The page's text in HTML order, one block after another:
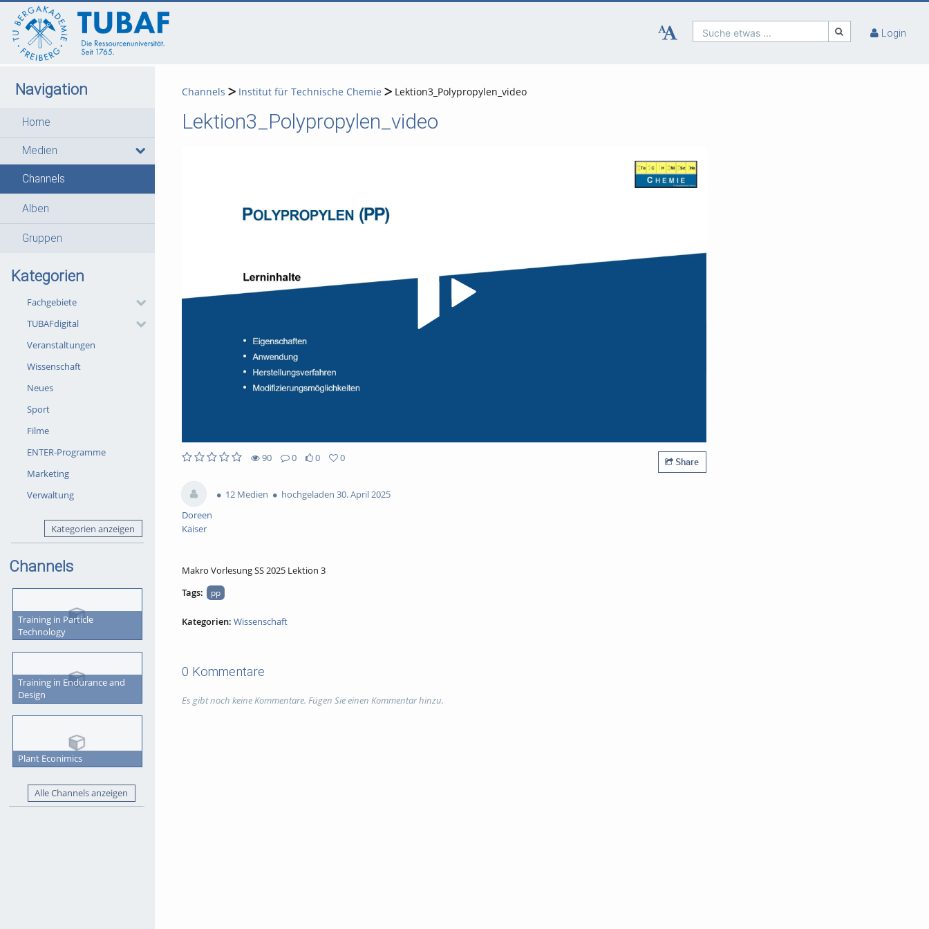
Suche etwas ... Login
Navigation
Home
Medien
Channels
Alben
Gruppen
Kategorien
Fachgebiete
TUBAFdigital
Veranstaltungen
Wissenschaft
Neues
Sport
Filme
ENTER-Programme
Marketing
Verwaltung
Kategorien anzeigen
Channels
Training in Particle
Technology
Training in Endurance and
Design
Plant Econimics
Alle Channels anzeigen
Channels Institut für Technische Chemie Lektion3_Polypropylen_video
Lektion3_Polypropylen_video
Video abspielen
90
0
0
0
Share
Doreen
Kaiser
12 Medien hochgeladen 30. April 2025
Makro Vorlesung SS 2025 Lektion 3
Tags:
pp
Kategorien: Wissenschaft
0 Kommentare
Es gibt noch keine Kommentare. Fügen Sie einen Kommentar hinzu.